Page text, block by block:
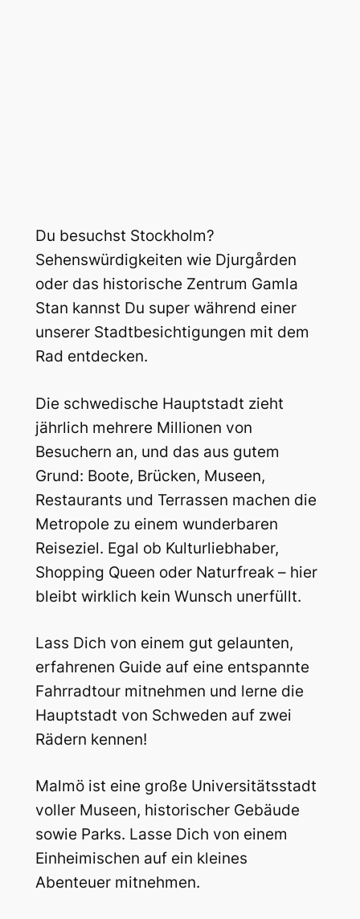
Du besuchst Stockholm?
Sehenswürdigkeiten wie Djurgården
oder das historische Zentrum Gamla
Stan kannst Du super während einer
unserer Stadtbesichtigungen mit dem
Rad entdecken.
Die schwedische Hauptstadt zieht
jährlich mehrere Millionen von
Besuchern an, und das aus gutem
Grund: Boote, Brücken, Museen,
Restaurants und Terrassen machen die
Metropole zu einem wunderbaren
Reiseziel. Egal ob Kulturliebhaber,
Shopping Queen oder Naturfreak – hier
bleibt wirklich kein Wunsch unerfüllt.
Lass Dich von einem gut gelaunten,
erfahrenen Guide auf eine entspannte
Fahrradtour mitnehmen und lerne die
Hauptstadt von Schweden auf zwei
Rädern kennen!
Malmö ist eine große Universitätsstadt
voller Museen, historischer Gebäude
sowie Parks. Lasse Dich von einem
Einheimischen auf ein kleines
Abenteuer mitnehmen.